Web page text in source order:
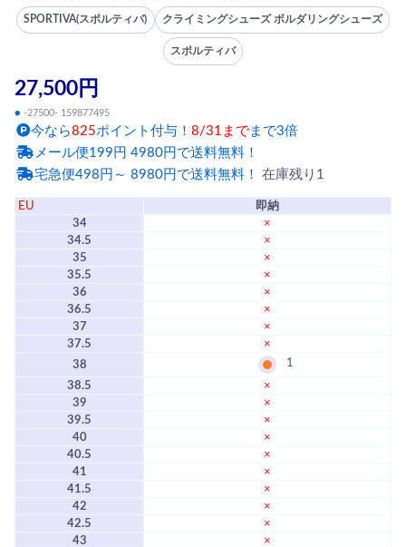
SPORTIVA(スポルティバ) クライミングシューズ ボルダリングシューズ
スポルティバ
27,500円
● -27500- 159877495
今なら825ポイント付与！ 8/31まで まで3倍
メール便199円 4980円で送料無料！
宅急便498円～ 8980円で送料無料！ 在庫残り1
EU
即納
34
×
34.5
×
35
×
35.5
×
36
×
36.5
×
37
×
37.5
×
38
1
38.5
×
39
×
39.5
×
40
×
40.5
×
41
×
41.5
×
42
×
42.5
×
43
×